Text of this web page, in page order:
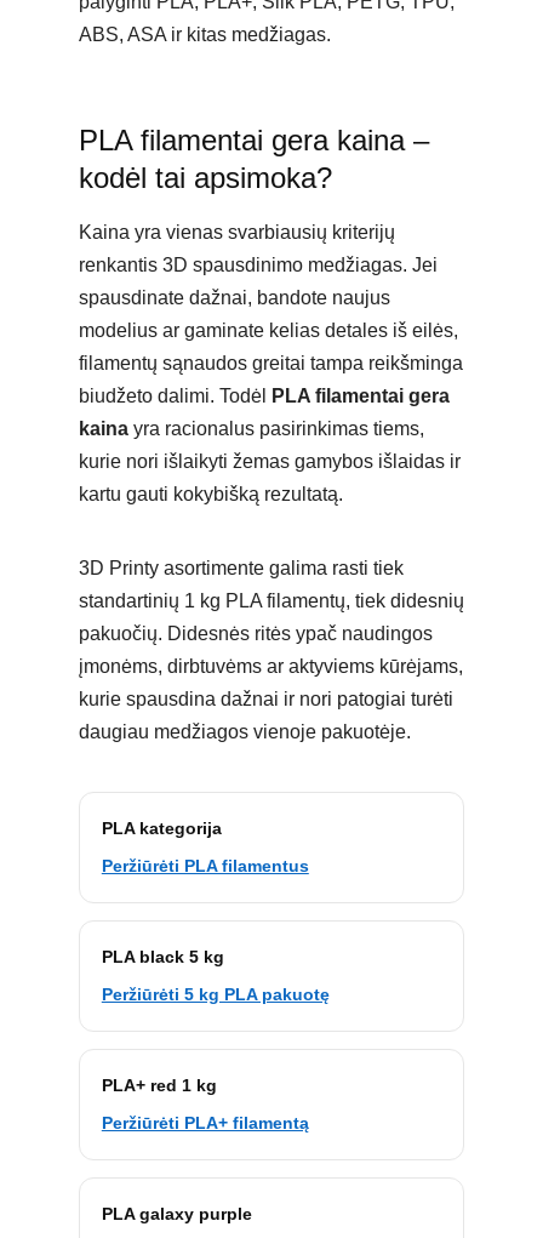
ABS, ASA ir kitas medžiagas.
PLA filamentai gera kaina –
kodėl tai apsimoka?
Kaina yra vienas svarbiausių kriterijų
renkantis 3D spausdinimo medžiagas. Jei
spausdinate dažnai, bandote naujus
modelius ar gaminate kelias detales iš eilės,
filamentų sąnaudos greitai tampa reikšminga
biudžeto dalimi. Todėl
PLA filamentai gera
kainayra racionalus pasirinkimas tiems,
kurie nori išlaikyti žemas gamybos išlaidas ir
kartu gauti kokybišką rezultatą.
3D Printy asortimente galima rasti tiek
standartinių 1 kg PLA filamentų, tiek didesnių
pakuočių. Didesnės ritės ypač naudingos
įmonėms, dirbtuvėms ar aktyviems kūrėjams,
kurie spausdina dažnai ir nori patogiai turėti
daugiau medžiagos vienoje pakuotėje.
PLA kategorija
Peržiūrėti PLA filamentus
PLA black 5 kg
Peržiūrėti 5 kg PLA pakuotę
PLA+ red 1 kg
Peržiūrėti PLA+ filamentą
PLA galaxy purple